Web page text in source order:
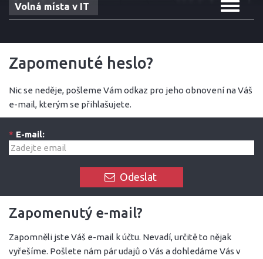
Toggle
Volná místa v IT
Zapomenuté heslo?
Nic se neděje, pošleme Vám odkaz pro jeho obnovení na Váš
e-mail, kterým se přihlašujete.
* E-mail:
Odeslat
Zapomenutý e-mail?
Zapomněli jste Váš e-mail k účtu. Nevadí, určitě to nějak
vyřešíme. Pošlete nám pár udajů o Vás a dohledáme Vás v